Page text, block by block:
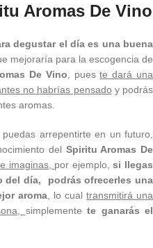
Aromas De Vino
degustar el día es una buena
mejoraría para la escogencia de
De Vino , pueste dará una
no habrías pensado y podrás
aromas.
arrepentirte en un futuro,
del Spiritu Aromas De
imaginas, por ejemplo,si llegas
del día, podrás ofrecerles una
aroma , lo cualtransmitirá una
simplemente te ganarás el